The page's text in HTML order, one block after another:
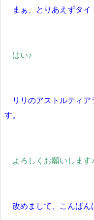
まぁ、とりあえずタイ
はい♪
リリのアストルティア
す。
よろしくお願いします♪
改めまして、こんばん